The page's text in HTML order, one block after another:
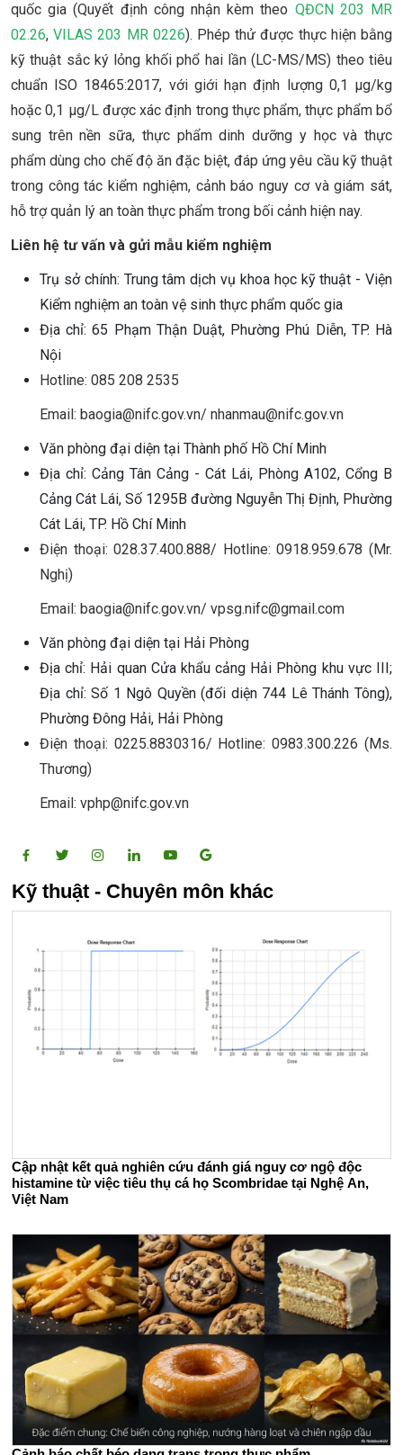
quốc gia (Quyết định công nhận kèm theo QĐCN 203 MR
02.26,VILAS 203 MR 0226). Phép thử được thực hiện bằng
kỹ thuật sắc ký lỏng khối phổ hai lần (LC-MS/MS) theo tiêu
chuẩn ISO 18465:2017, với giới hạn định lượng 0,1 µg/kg
hoặc 0,1 µg/L được xác định trong thực phẩm, thực phẩm bổ
sung trên nền sữa, thực phẩm dinh dưỡng y học và thực
phẩm dùng cho chế độ ăn đặc biệt, đáp ứng yêu cầu kỹ thuật
trong công tác kiểm nghiệm, cảnh báo nguy cơ và giám sát,
hỗ trợ quản lý an toàn thực phẩm trong bối cảnh hiện nay.
Liên hệ tư vấn và gửi mẫu kiểm nghiệm
Trụ sở chính: Trung tâm dịch vụ khoa học kỹ thuật - Viện
Kiểm nghiệm an toàn vệ sinh thực phẩm quốc gia
Địa chỉ: 65 Phạm Thận Duật, Phường Phú Diễn, TP. Hà
Nội
Hotline: 085 208 2535
Email: baogia@nifc.gov.vn/ nhanmau@nifc.gov.vn
Văn phòng đại diện tại Thành phố Hồ Chí Minh
Địa chỉ: Cảng Tân Cảng - Cát Lái, Phòng A102, Cổng B
Cảng Cát Lái, Số 1295B đường Nguyễn Thị Định, Phường
Cát Lái, TP. Hồ Chí Minh
Điện thoại: 028.37.400.888/ Hotline: 0918.959.678 (Mr.
Nghị)
Email: baogia@nifc.gov.vn/ vpsg.nifc@gmail.com
Văn phòng đại diện tại Hải Phòng
Địa chỉ: Hải quan Cửa khẩu cảng Hải Phòng khu vực III;
Địa chỉ: Số 1 Ngô Quyền (đối diện 744 Lê Thánh Tông),
Phường Đông Hải, Hải Phòng
Điện thoại: 0225.8830316/ Hotline: 0983.300.226 (Ms.
Thương)
Email: vphp@nifc.gov.vn
Kỹ thuật - Chuyên môn khác
Cập nhật kết quả nghiên cứu đánh giá nguy cơ ngộ độc
histamine từ việc tiêu thụ cá họ Scombridae tại Nghệ An,
Việt Nam